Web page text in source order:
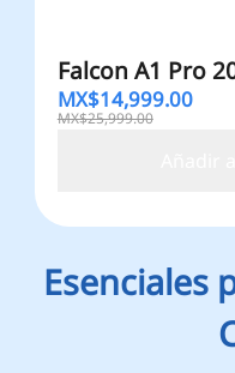
Falcon A1 Pro
MX$14,999.00
MX$25,999.00
Esenciales